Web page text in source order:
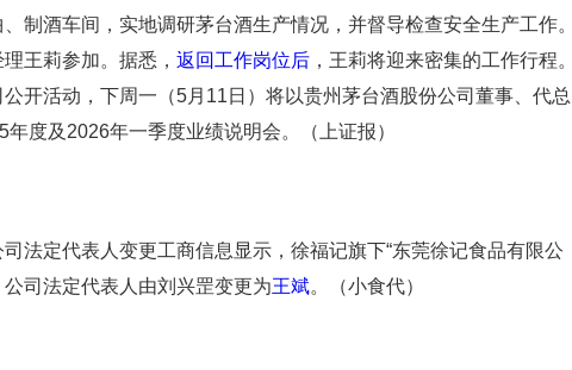
制酒车间，实地调研茅台酒生产情况，并督导检查安全生产工作。
王莉参加。据悉， 返回工作岗位后 ，王莉将迎来密集的工作行程。
开活动，下周一（5月11日）将以贵州茅台酒股份公司董事、代总
度及2026年一季度业绩说明会。（上证报）
法定代表人变更工商信息显示，徐福记旗下“东莞徐记食品有限公
司法定代表人由刘兴罡变更为王斌。（小食代）